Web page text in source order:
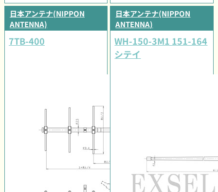
日本アンテナ(NIPPON
ANTENNA)
7TB-400
日本アンテナ(NIPPON
ANTENNA)
WH-150-3M1 151-164
シテイ